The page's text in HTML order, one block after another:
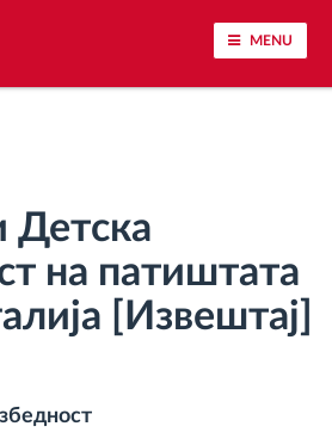
MENU
однесување
на возењето
сила
Детска
на патиштата
[Извештај]